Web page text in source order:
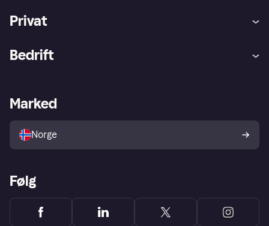
Privat
Utforsk butikker
Bedrift
Merchant portal
Marked
Norge
Følg